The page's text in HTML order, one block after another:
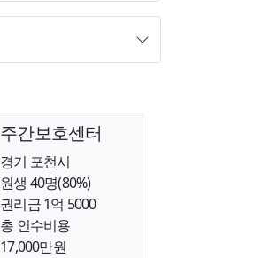
주간보호센터
경기 포천시
원생 40명(80%)
권리금 1억 5000
총 인수비용
17,000만원